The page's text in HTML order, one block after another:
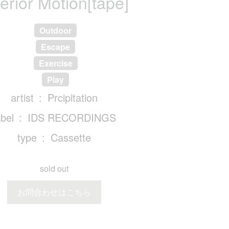
Outdoor
Escape
Exercise
Play
artist
Prcipitation
IDS RECORDINGS
type
Cassette
sold out
お問合わせはこちら